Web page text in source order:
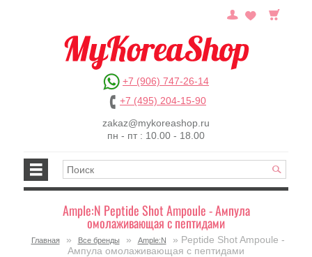
+7 (906) 747-26-14
+7 (495) 204-15-90
zakaz@mykoreashop.ru
пн - пт : 10.00 - 18.00
Ample:N Peptide Shot Ampoule - Ампула
омолаживающая с пептидами
Главная » Все бренды » Ample:N
» Peptide Shot Ampoule -
Ампула омолаживающая с пептидами